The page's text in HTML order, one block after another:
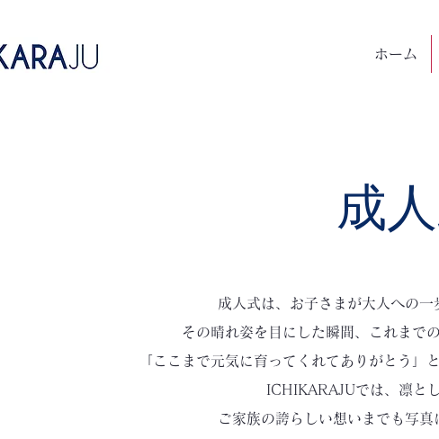
ホーム
成
成人式は、お子さまが大人への一
その晴れ姿を目にした瞬間、これまで
「ここまで元気に育ってくれてありがとう」
ICHIKARAJUでは、凛と
ご家族の誇らしい想いまでも写真